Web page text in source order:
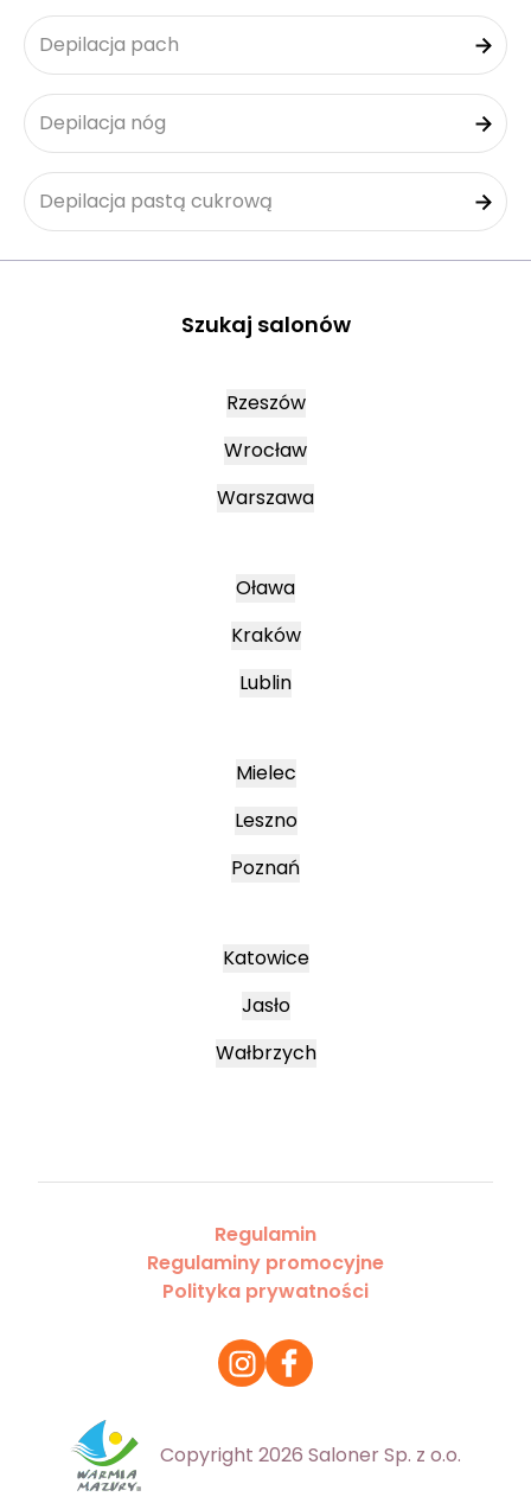
Depilacja pach
Depilacja nóg
Depilacja pastą cukrową
Szukaj salonów
Rzeszów
Wrocław
Warszawa
Oława
Kraków
Lublin
Mielec
Leszno
Poznań
Katowice
Jasło
Wałbrzych
Regulamin
Regulaminy promocyjne
Polityka prywatności
Copyright 2026 Saloner Sp. z o.o.